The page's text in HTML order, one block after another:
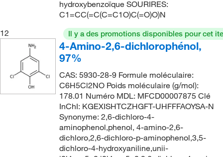
hydroxybenzoïque SOURIRES:
C1=CC(=C(C=C1O)C(=O)O)N
12
Il y a des promotions disponibles pour cet
4-Amino-2,6-dichlorophénol,
97%
CAS: 5930-28-9 Formule moléculaire:
C6H5Cl2NO Poids moléculaire (g/mol):
178.01 Numéro MDL: MFCD00007875 Clé
InChI: KGEXISHTCZHGFT-UHFFFAOYSA-N
Synonyme: 2,6-dichloro-4-
aminophenol,phenol, 4-amino-2,6-
dichloro,2,6-dichloro-p-aminophenol,3,5-
dichloro-4-hydroxyaniline,unii-